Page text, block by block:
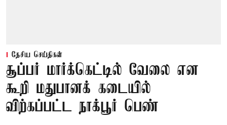
தேசிய செய்திகள்
சூப்பர் மார்க்கெட்டில் வேலை என
கூறி மதுபானக் கடையில்
விற்கப்பட்ட நாக்பூர் பெண்